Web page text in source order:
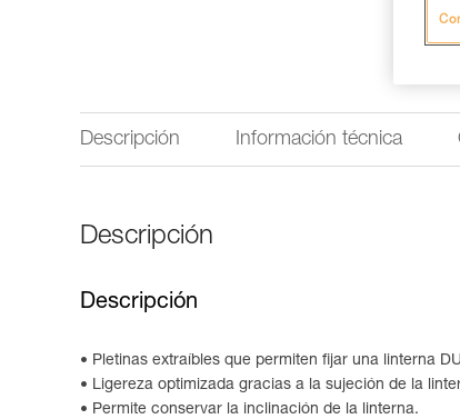
Descripción Información técnica
Descripción
Descripción
Pletinas extraíbles que permiten fijar una linterna
Ligereza optimizada gracias a la sujeción de la
Permite conservar la inclinación de la linterna.